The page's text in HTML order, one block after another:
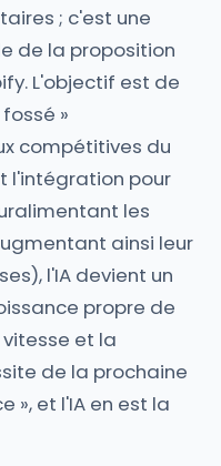
; c'est une
de la proposition
L'objectif est de
»
compétitives du
l'intégration pour
les
ainsi leur
l'IA devient un
propre de
vitesse et la
de la prochaine
et l'IA en est la